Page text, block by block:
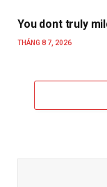
You dont truly
THÁNG 8 7, 2026